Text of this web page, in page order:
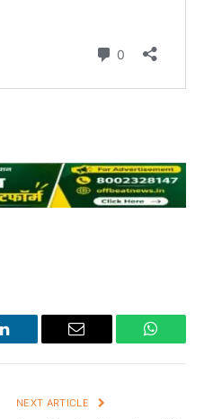
LinkedIn Email
NEXT ARTICLE